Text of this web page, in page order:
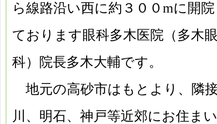
ら線路沿い西に約３００mに開
ております眼科多木医院（多木
科）院長多木大輔です。
地元の高砂市はもとより、隣
川、明石、神戸等近郊にお住ま